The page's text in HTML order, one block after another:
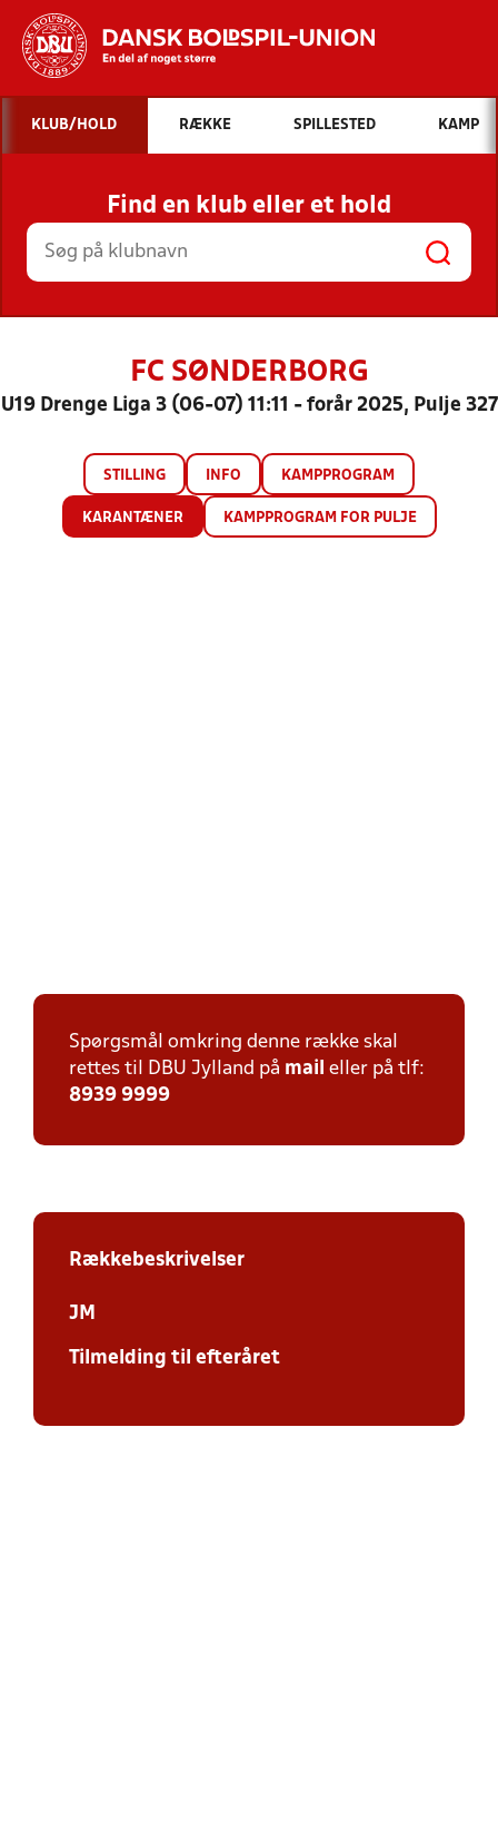
Hvad vil du søge efter?
INDHOLD OG NYHEDER
STILLINGER, RESULTATER, KLUBBER OG
HOLD
KLUB/HOLD RÆKKE SPILLESTED KAMP
Find en klub eller et hold
FC SØNDERBORG
U19 Drenge Liga 3 (06-07) 11:11 - forår 2025, Pulje 327
STILLING INFO KAMPPROGRAM
KARANTÆNER KAMPPROGRAM FOR PULJE
Spørgsmål omkring denne række skal
rettes til DBU Jylland på mail eller på tlf:
8939 9999
Rækkebeskrivelser
JM
Tilmelding til efteråret